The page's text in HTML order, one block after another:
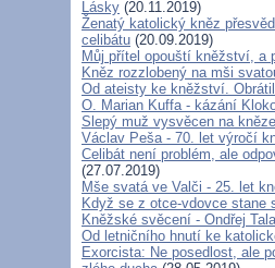
Lásky (20.11.2019)
Ženatý katolický kněz
celibátu (20.09.2019)
Můj přítel opouští kněžství, a
Kněz rozzlobený na mši
Od ateisty ke kněžství.
O. Marian Kuffa - kázání
Slepý muž vysvěcen na kněze
Václav Peša - 70. let výročí
Celibát není problém, ale
(27.07.2019)
Mše svatá ve Valči - 25. let
Když se z otce-vdovce stane
Kněžské svěcení - Ondřej
Od letničního hnutí ke
Exorcista: Ne posedlost, ale